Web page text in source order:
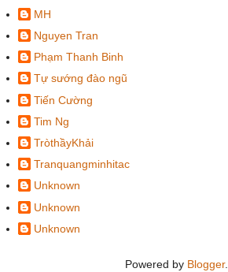
MH
Nguyen Tran
Phạm Thanh Binh
Tự sướng đào ngũ
Tiến Cường
Tim Ng
TròthầyKhải
Tranquangminhitac
Unknown
Unknown
Unknown
Powered by Blogger.